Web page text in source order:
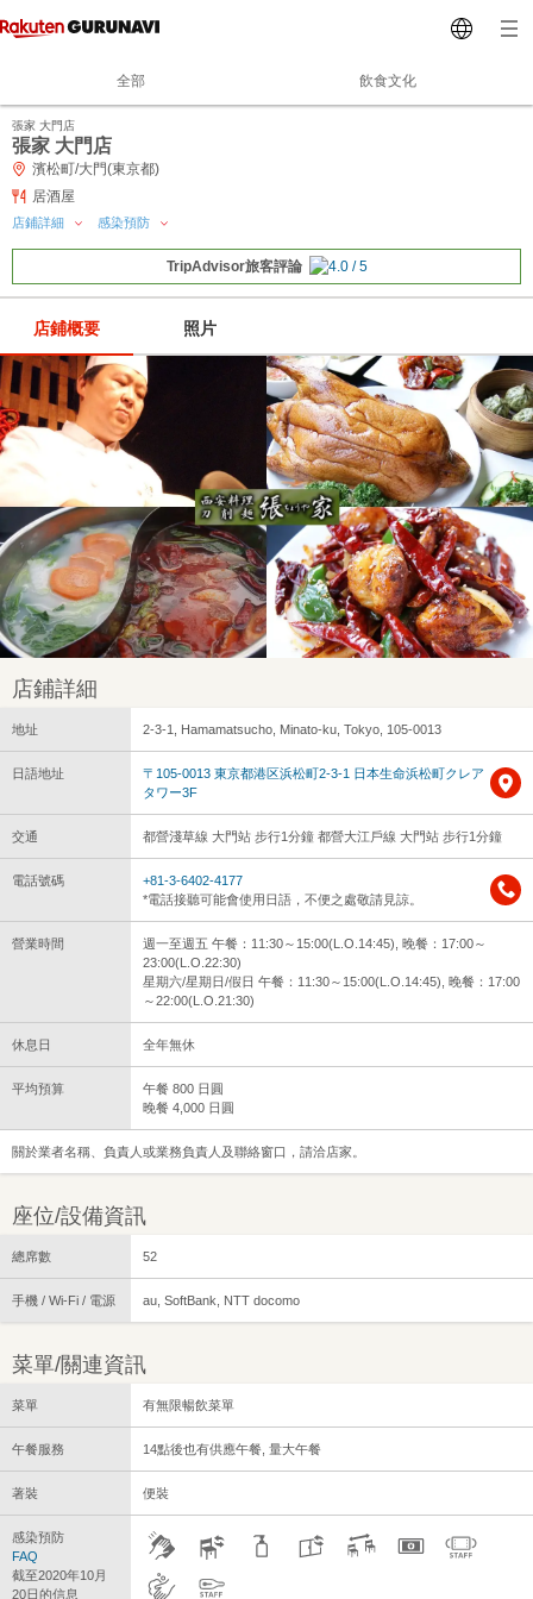
全部 飲食文化
張家 大門店
張家 大門店
濱松町/大門(東京都)
居酒屋
店鋪詳細 感染預防
TripAdvisor旅客評論
店鋪概要 照片
店鋪詳細
地址 2-3-1, Hamamatsucho, Minato-ku, Tokyo, 105-0013
日語地址
〒105-0013 東京都港区浜松町2-3-1 日本生命浜松町クレア
タワー3F
交通 都營淺草線 大門站 步行1分鐘 都營大江戶線 大門站 步行1分鐘
電話號碼
+81-3-6402-4177
*電話接聽可能會使用日語，不便之處敬請見諒。
營業時間
週一至週五 午餐：11:30～15:00(L.O.14:45), 晚餐：17:00～
23:00(L.O.22:30)
星期六/星期日/假日 午餐：11:30～15:00(L.O.14:45), 晚餐：17:00
～22:00(L.O.21:30)
休息日 全年無休
平均預算
午餐 800 日圓
晚餐 4,000 日圓
關於業者名稱、負責人或業務負責人及聯絡窗口，請洽店家。
座位/設備資訊
總席數 52
手機 / Wi-Fi / 電源 au, SoftBank, NTT docomo
菜單/關連資訊
菜單 有無限暢飲菜單
午餐服務 14點後也有供應午餐, 量大午餐
著裝 便裝
感染預防
FAQ
截至2020年10月
20日的信息